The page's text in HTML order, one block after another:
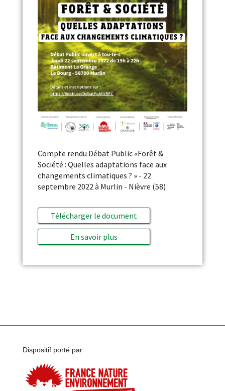
Compte rendu Débat Public «Forêt &
Société : Quelles adaptations face aux
changements climatiques ? » - 22
septembre 2022 à Murlin - Nièvre (58)
Télécharger le document
En savoir plus
Dispositif porté par